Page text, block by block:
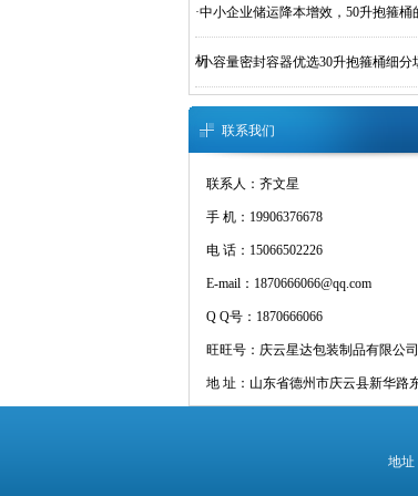
·中小企业储运降本增效，50升抱箍桶
析
·小容量密封容器优选30升抱箍桶细分
联系我们
联系人：齐文星
手 机：19906376678
电 话：15066502226
E-mail：1870666066@qq.com
Q Q号：1870666066
旺旺号：庆云星达包装制品有限公司
地 址：山东省德州市庆云县新华路
地址